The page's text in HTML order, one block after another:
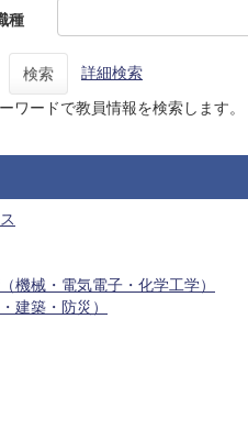
種
検索 詳細検索
ワードで教員情報を検索します。
機械・電気電子・化学工学）
建築・防災）